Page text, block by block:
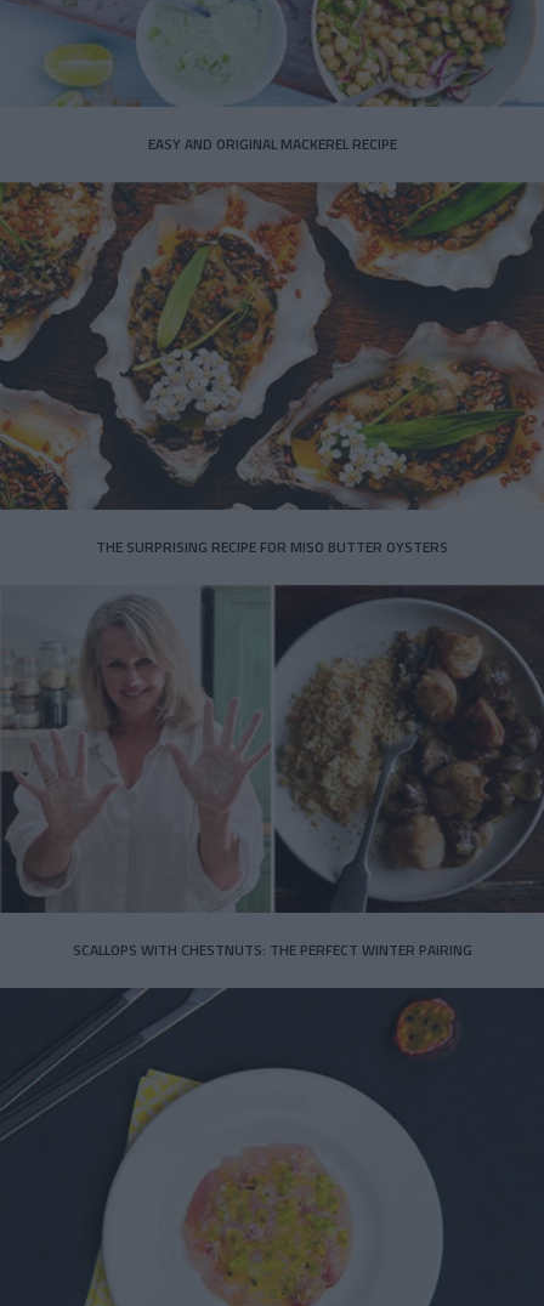
EASY AND ORIGINAL MACKEREL RECIPE
THE SURPRISING RECIPE FOR MISO BUTTER OYSTERS
SCALLOPS WITH CHESTNUTS: THE PERFECT WINTER PAIRING